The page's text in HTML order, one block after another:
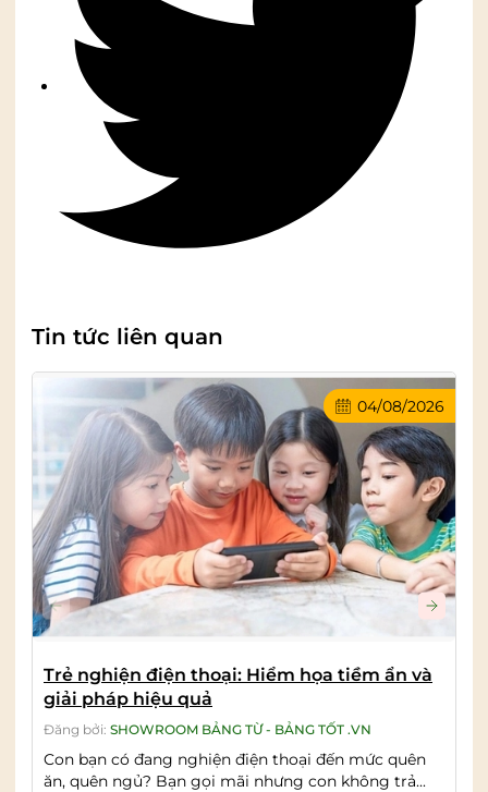
Tin tức liên quan
04/08/2026
Trẻ nghiện điện thoại: Hiểm họa tiềm ẩn và
giải pháp hiệu quả
Đăng bởi: SHOWROOM BẢNG TỪ - BẢNG TỐT .VN
Con bạn có đang nghiện điện thoại đến mức quên
ăn, quên ngủ? Bạn gọi mãi nhưng con không trả...